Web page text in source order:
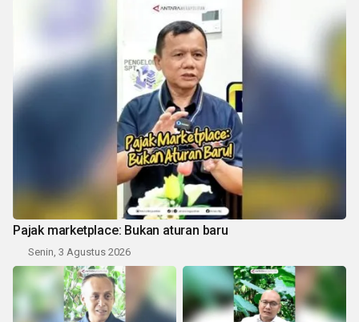
Pajak marketplace: Bukan aturan baru
Senin, 3 Agustus 2026